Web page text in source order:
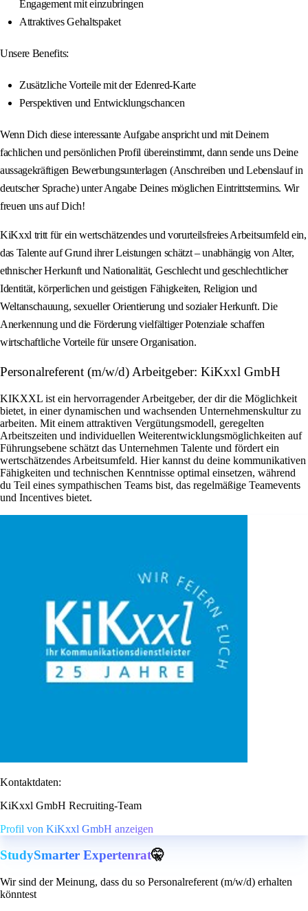
Engagement mit einzubringen
Attraktives Gehaltspaket
Unsere Benefits:
Zusätzliche Vorteile mit der Edenred-Karte
Perspektiven und Entwicklungschancen
Wenn Dich diese interessante Aufgabe anspricht und mit Deinem
fachlichen und persönlichen Profil übereinstimmt, dann sende uns Deine
aussagekräftigen Bewerbungsunterlagen (Anschreiben und Lebenslauf in
deutscher Sprache) unter Angabe Deines möglichen Eintrittstermins. Wir
freuen uns auf Dich!
KiKxxl tritt für ein wertschätzendes und vorurteilsfreies Arbeitsumfeld ein,
das Talente auf Grund ihrer Leistungen schätzt – unabhängig von Alter,
ethnischer Herkunft und Nationalität, Geschlecht und geschlechtlicher
Identität, körperlichen und geistigen Fähigkeiten, Religion und
Weltanschauung, sexueller Orientierung und sozialer Herkunft. Die
Anerkennung und die Förderung vielfältiger Potenziale schaffen
wirtschaftliche Vorteile für unsere Organisation.
Personalreferent (m/w/d) Arbeitgeber: KiKxxl GmbH
KIKXXL ist ein hervorragender Arbeitgeber, der dir die Möglichkeit
bietet, in einer dynamischen und wachsenden Unternehmenskultur zu
arbeiten. Mit einem attraktiven Vergütungsmodell, geregelten
Arbeitszeiten und individuellen Weiterentwicklungsmöglichkeiten auf
Führungsebene schätzt das Unternehmen Talente und fördert ein
wertschätzendes Arbeitsumfeld. Hier kannst du deine kommunikativen
Fähigkeiten und technischen Kenntnisse optimal einsetzen, während
du Teil eines sympathischen Teams bist, das regelmäßige Teamevents
und Incentives bietet.
Kontaktdaten:
KiKxxl GmbH Recruiting-Team
Profil von KiKxxl GmbH anzeigen
StudySmarter Expertenrat🤫
Wir sind der Meinung, dass du so Personalreferent (m/w/d) erhalten
könntest